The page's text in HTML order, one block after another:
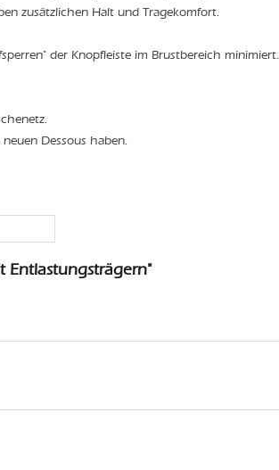
zusätzlichen Halt und Tragekomfort.
der Knopfleiste im Brustbereich minimiert.
Dessous haben.
Entlastungsträgern"